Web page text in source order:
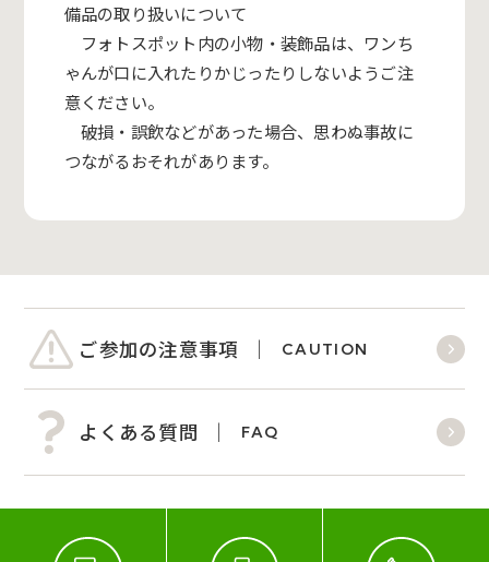
備品の取り扱いについて
フォトスポット内の小物・装飾品は、ワンち
ゃんが口に入れたりかじったりしないようご注
意ください。
破損・誤飲などがあった場合、思わぬ事故に
つながるおそれがあります。
ご参加の注意事項 CAUTION
よくある質問 FAQ